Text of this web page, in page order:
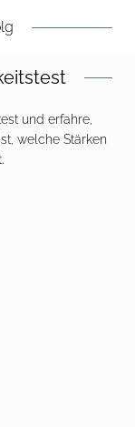
und erfahre,
welche Stärken